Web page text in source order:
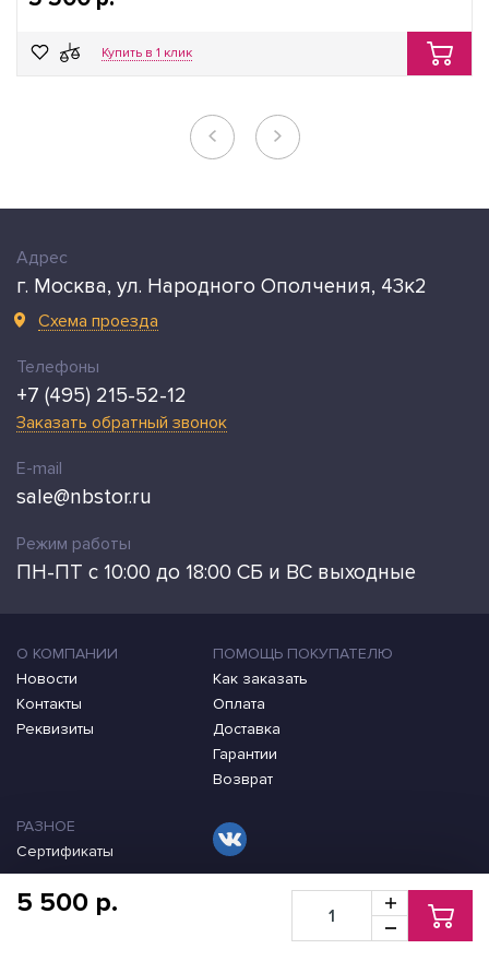
5 500 p.
Купить в 1 клик
Адрес
г. Москва, ул. Народного Ополчения, 43к2
Схема проезда
Телефоны
+7 (495) 215-52-12
Заказать обратный звонок
E-mail
sale@nbstor.ru
Режим работы
ПН-ПТ с 10:00 до 18:00 СБ и ВС выходные
2009-2026 ©
Оригинальные и совместимые картриджи для принтеров
О КОМПАНИИ
Новости
Контакты
Реквизиты
ПОМОЩЬ ПОКУПАТЕЛЮ
Как заказать
Оплата
Доставка
Гарантии
Возврат
РАЗНОЕ
Сертификаты